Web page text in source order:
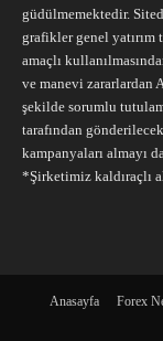
güdülmemektedir.
grafikler genel
amaçlı
ve manevi zararlardan
şekilde sorumlu
tarafından
kampanyaları almayı
*Şirketimiz kaldıraçlı
Anasayfa Forex